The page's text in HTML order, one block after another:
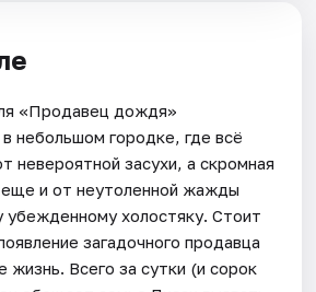
«Продавец дождя»
небольшом городке, где всё
невероятной засухи, а скромная
и от неутоленной жажды
убежденному холостяку. Стоит
загадочного продавца
жизнь. Всего за сутки (и сорок